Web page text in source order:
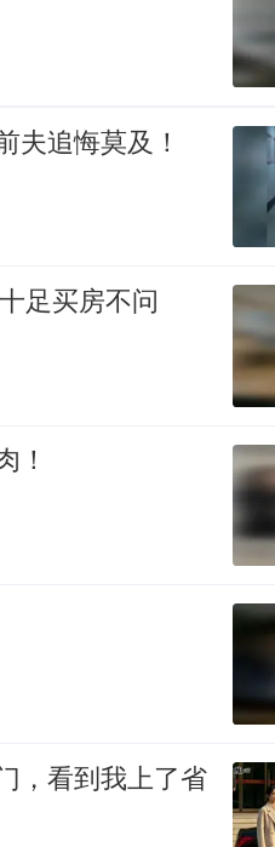
夫追悔莫及！
足买房不问
！
，看到我上了省